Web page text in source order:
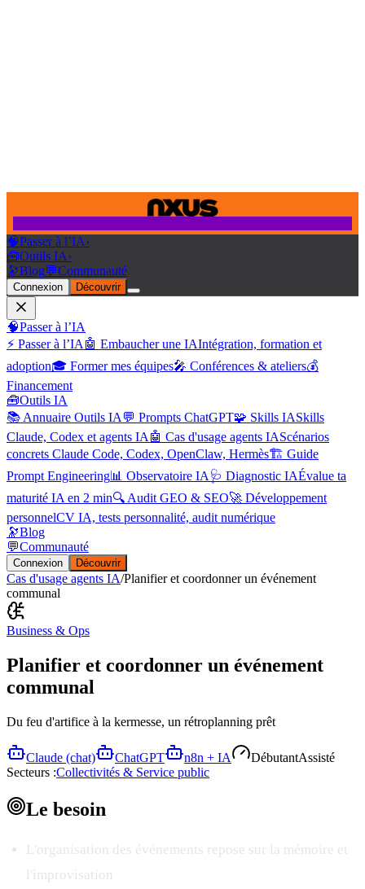
🧠Passer à l’IA›
🧰Outils IA›
🔭Blog💬Communauté
Connexion Découvrir
🧠Passer à l’IA
⚡ Passer à l’IA 🤖 Embaucher une IAIntégration, formation et
adoption🎓 Former mes équipes🎤 Conférences & ateliers💰
Financement
🧰Outils IA
📚 Annuaire Outils IA 💬 Prompts ChatGPT🧩 Skills IASkills
Claude, Codex et agents IA 🤖 Cas d'usage agents IAScénarios
concrets Claude Code, Codex, OpenClaw, Hermès🏗️ Guide
Prompt Engineering📊 Observatoire IA 🩺 Diagnostic IAÉvalue ta
maturité IA en 2 min🔍 Audit GEO & SEO🚀 Développement
personnelCV IA, tests personnalité, audit numérique
🔭Blog
💬Communauté
Connexion Découvrir
Cas d'usage agents IA/Planifier et coordonner un événement
communal
Business & Ops
Planifier et coordonner un événement
communal
Du feu d'artifice à la kermesse, un rétroplanning prêt
Claude (chat) ChatGPT n8n + IA DébutantAssisté
Secteurs :Collectivités & Service public
Le besoin
L'organisation des événements repose sur la mémoire et
l'improvisation